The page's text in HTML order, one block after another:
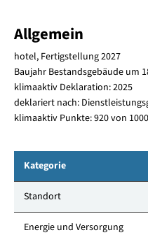
Allgemein
hotel, Fertigstellung 2027
Baujahr Bestandsgebäude um
klimaaktiv Deklaration: 2025
deklariert nach:
klimaaktiv Punkte: 920 von 1000
Kategorie
Standort
Energie und Versorgung